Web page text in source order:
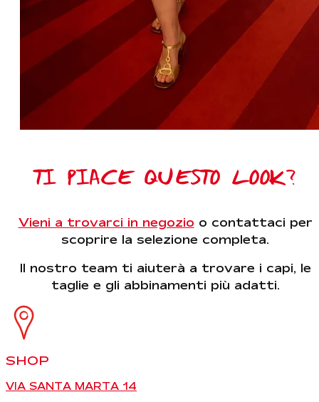
TI PIACE QUESTO LOOK?
Vieni a trovarci in negozio o contattaci per
scoprire la selezione completa.
Il nostro team ti aiuterà a trovare i capi, le
taglie e gli abbinamenti più adatti.
SHOP
VIA SANTA MARTA 14